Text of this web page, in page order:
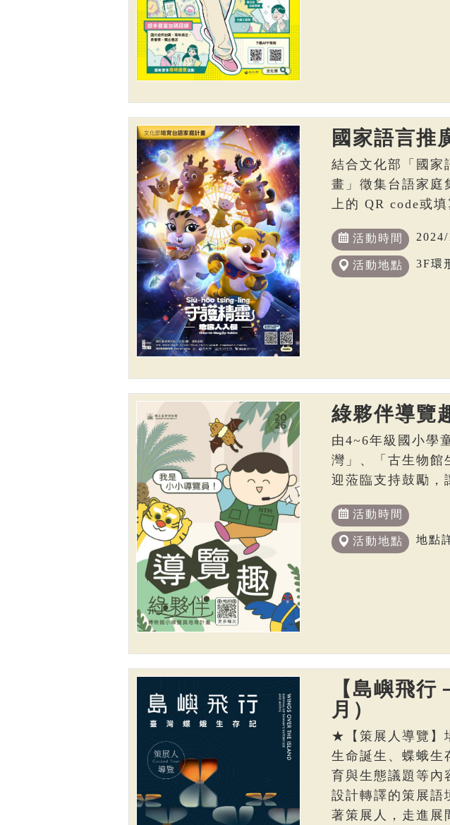
國家語言推
結合文化部「國家
畫」徵集台語家庭
上的 QR code或
活動時間
活動地點 3F環
綠夥伴導覽
由4~6年級國小學
灣」、「古生物館
迎蒞臨支持鼓勵，
活動時間
活動地點 地點
【島嶼飛
月）
★【策展人導覽】
生命誕生、蝶蛾生
育與生態議題等內
設計轉譯的策展語
著策展人，走進展